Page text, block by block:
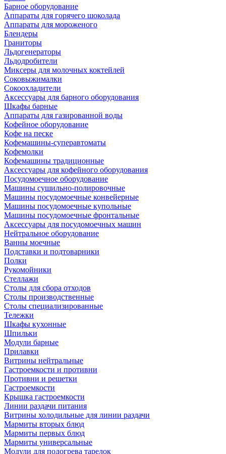
Барное оборудование
Аппараты для горячего шоколада
Аппараты для мороженого
Блендеры
Граниторы
Льдогенераторы
Льдодробители
Миксеры для молочных коктейлей
Соковыжималки
Сокоохладители
Аксессуары для барного оборудования
Шкафы барные
Аппараты для газированной воды
Кофейное оборудование
Кофе на песке
Кофемашины-суперавтоматы
Кофемолки
Кофемашины традиционные
Аксессуары для кофейного оборудования
Посудомоечное оборудование
Машины сушильно-полировочные
Машины посудомоечные конвейерные
Машины посудомоечные купольные
Машины посудомоечные фронтальные
Аксессуары для посудомоечных машин
Нейтральное оборудование
Ванны моечные
Подставки и подтоварники
Полки
Рукомойники
Стеллажи
Столы для сбора отходов
Столы производственные
Столы специализированные
Тележки
Шкафы кухонные
Шпильки
Модули барные
Прилавки
Витрины нейтральные
Гастроемкости и противни
Противни и решетки
Гастроемкости
Крышка гастроемкости
Линии раздачи питания
Витрины холодильные для линии раздачи
Мармиты вторых блюд
Мармиты первых блюд
Мармиты универсальные
Модули для подогрева тарелок